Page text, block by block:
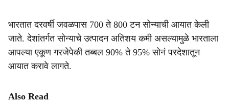
भारतात दरवर्षी जवळपास 700 ते 800 टन सोन्याची आयात केली
जाते. देशांतर्गत सोन्याचे उत्पादन अतिशय कमी असल्यामुळे भारताला
आपल्या एकूण गरजेपेकी तब्बल 90% ते 95% सोनं परदेशातून
आयात करावे लागते.
Also Read